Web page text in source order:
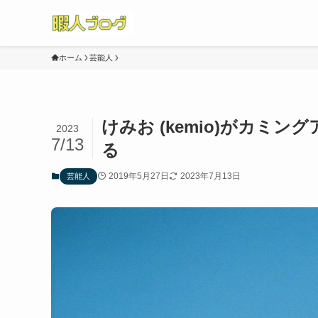
ホーム 芸能人
けみお (kemio)がカミング
る
2023
7/13
芸能人 2019年5月27日 2023年7月13日